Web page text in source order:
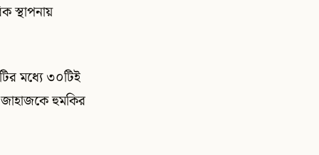
স্থাপনায়
মধ্যে ৩০টিই
জাহাজকে হুমকির